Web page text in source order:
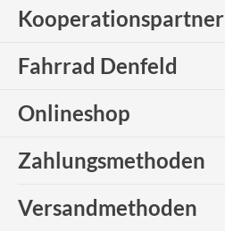
Kooperationspartner
Fahrrad Denfeld
Onlineshop
Zahlungsmethoden
Versandmethoden